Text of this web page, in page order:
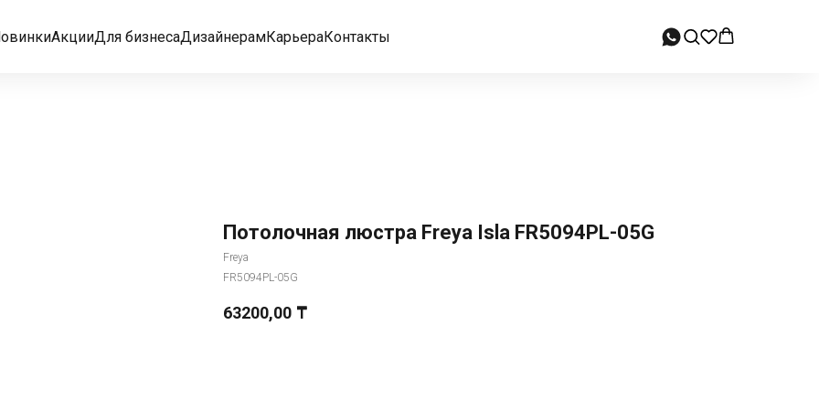
АкцииДля бизнесаДизайнерамКарьераКонтакты
Потолочная люстра Freya Isla FR5094PL-05G
Freya
FR5094PL-05G
63200,00 ₸